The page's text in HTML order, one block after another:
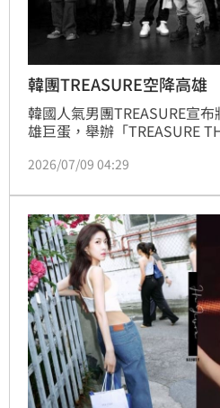
韓團TREASURE空降高
韓國人氣男團TREASURE宣
雄巨蛋，舉辦「TREASURE
《NEW WAV》與全新舞台來
2026/07/09 04:29